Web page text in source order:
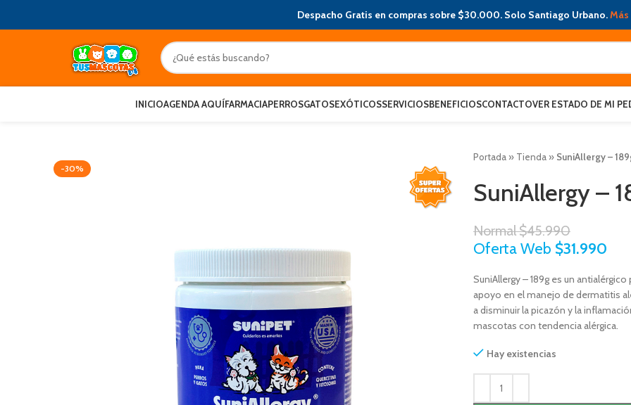
Despacho Gratis en compras sobre $30.000. Solo Santiago Urbano.
INICIOAGENDA AQUÍFARMACIAPERROSGATOSEXÓTICOSSERVICIOSBENEFICIOSCONTACTOVER ESTADO DE MI
-30%
Portada » Tienda » SuniAllergy –
SuniAllergy –
Normal$45.990
Oferta Web $31.990
SuniAllergy – 189g es un
apoyo en el manejo de dermatitis
a disminuir la picazón y la
mascotas con tendencia alérgica.
Hay existencias